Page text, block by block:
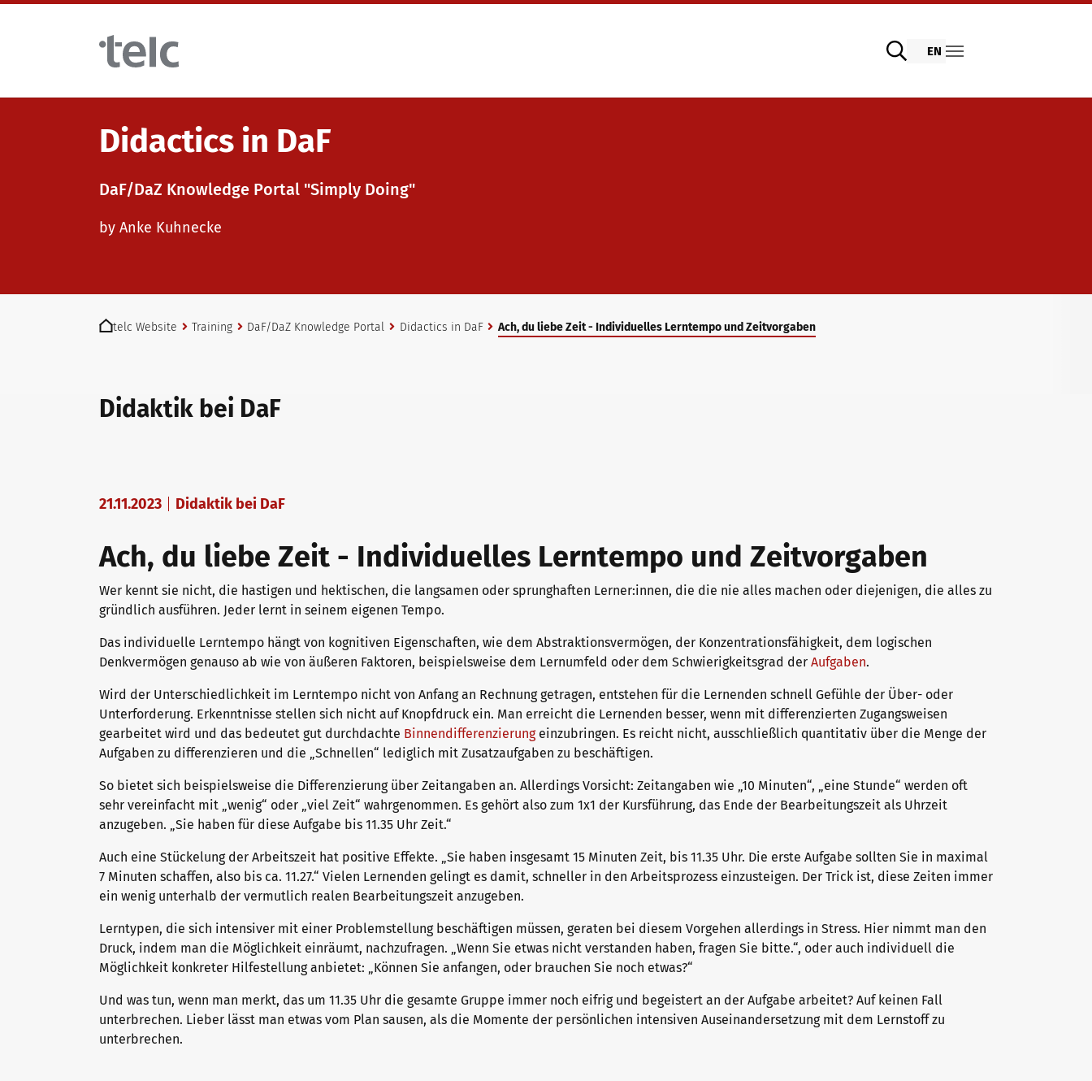
Skip to main content
Language examinations
Digital telc exams with DIGItelc 2.0
telc Remote Tests
Placement tests
Information for telc examination centres
telc Zertifikate DIGITAL
Why telc certificates?
Teaching materials
General German
FAQs teaching materials
Free downloads
Info package
Training programme
Training and Examination Responsibilities
Professional development phases
telc training formats
Campus
We are telc
The future speaks telc
Contact
EN
Didactics in DaF
DaF/DaZ Knowledge Portal "Simply Doing"
by Anke Kuhnecke
telc Website
Training DaF/DaZ Knowledge Portal Didactics in DaF Ach, du liebe Zeit - Individuelles Lerntempo und Zeitvorgaben
Didaktik bei DaF
21.11.2023 Didaktik bei DaF
Ach, du liebe Zeit - Individuelles Lerntempo und Zeitvorgaben
Wer kennt sie nicht, die hastigen und hektischen, die langsamen oder sprunghaften Lerner:innen, die die nie alles machen oder diejenigen, die alles zu
gründlich ausführen. Jeder lernt in seinem eigenen Tempo.
Das individuelle Lerntempo hängt von kognitiven Eigenschaften, wie dem Abstraktionsvermögen, der Konzentrationsfähigkeit, dem logischen
Denkvermögen genauso ab wie von äußeren Faktoren, beispielsweise dem Lernumfeld oder dem Schwierigkeitsgrad der Aufgaben.
Wird der Unterschiedlichkeit im Lerntempo nicht von Anfang an Rechnung getragen, entstehen für die Lernenden schnell Gefühle der Über- oder
Unterforderung. Erkenntnisse stellen sich nicht auf Knopfdruck ein. Man erreicht die Lernenden besser, wenn mit differenzierten Zugangsweisen
gearbeitet wird und das bedeutet gut durchdachte Binnendifferenzierungeinzubringen. Es reicht nicht, ausschließlich quantitativ über die Menge der
Aufgaben zu differenzieren und die „Schnellen“ lediglich mit Zusatzaufgaben zu beschäftigen.
So bietet sich beispielsweise die Differenzierung über Zeitangaben an. Allerdings Vorsicht: Zeitangaben wie „10 Minuten“, „eine Stunde“ werden oft
sehr vereinfacht mit „wenig“ oder „viel Zeit“ wahrgenommen. Es gehört also zum 1x1 der Kursführung, das Ende der Bearbeitungszeit als Uhrzeit
anzugeben. „Sie haben für diese Aufgabe bis 11.35 Uhr Zeit.“
Auch eine Stückelung der Arbeitszeit hat positive Effekte. „Sie haben insgesamt 15 Minuten Zeit, bis 11.35 Uhr. Die erste Aufgabe sollten Sie in maximal
7 Minuten schaffen, also bis ca. 11.27.“ Vielen Lernenden gelingt es damit, schneller in den Arbeitsprozess einzusteigen. Der Trick ist, diese Zeiten immer
ein wenig unterhalb der vermutlich realen Bearbeitungszeit anzugeben.
Lerntypen, die sich intensiver mit einer Problemstellung beschäftigen müssen, geraten bei diesem Vorgehen allerdings in Stress. Hier nimmt man den
Druck, indem man die Möglichkeit einräumt, nachzufragen. „Wenn Sie etwas nicht verstanden haben, fragen Sie bitte.“, oder auch individuell die
Möglichkeit konkreter Hilfestellung anbietet: „Können Sie anfangen, oder brauchen Sie noch etwas?“
Und was tun, wenn man merkt, das um 11.35 Uhr die gesamte Gruppe immer noch eifrig und begeistert an der Aufgabe arbeitet? Auf keinen Fall
unterbrechen. Lieber lässt man etwas vom Plan sausen, als die Momente der persönlichen intensiven Auseinandersetzung mit dem Lernstoff zu
unterbrechen.